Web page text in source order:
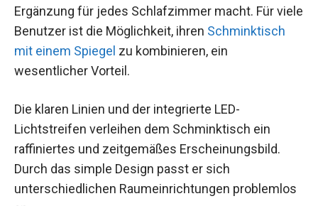
Ergänzung für jedes Schlafzimmer macht. Für viele
Benutzer ist die Möglichkeit, ihren Schminktisch
mit einem Spiegel zu kombinieren, ein
wesentlicher Vorteil.
Die klaren Linien und der integrierte LED-
Lichtstreifen verleihen dem Schminktisch ein
raffiniertes und zeitgemäßes Erscheinungsbild.
Durch das simple Design passt er sich
unterschiedlichen Raumeinrichtungen problemlos